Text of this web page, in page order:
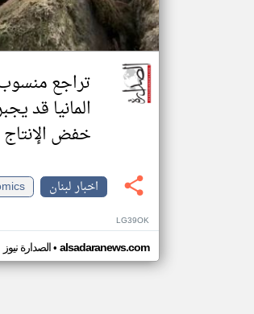
تراجع منسوب
المانيا قد
خفض الإنتاج
اخبار لبنان
LG39OK
الصدارة نيوز• alsadaranews.com